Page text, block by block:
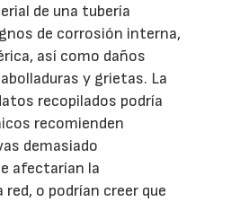
de una tubería
de corrosión interna,
así como daños
y grietas. La
recopilados podría
recomienden
demasiado
afectarían la
red, o podrían creer que